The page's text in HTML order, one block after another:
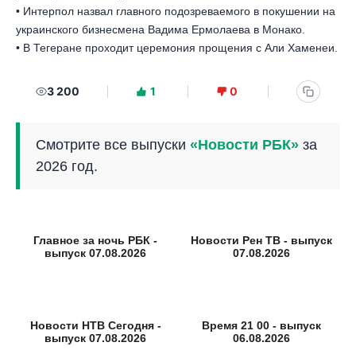
• Интерпол назвал главного подозреваемого в покушении на
украинского бизнесмена Вадима Ермолаева в Монако.
• В Тегеране проходит церемония прощения с Али Хаменеи.
3 200 1 0
Смотрите все выпуски «Новости РБК» за
2026 год.
Главное за ночь РБК -
выпуск 07.08.2026
Новости Рен ТВ - выпуск
07.08.2026
Новости НТВ Сегодня -
выпуск 07.08.2026
Время 21 00 - выпуск
06.08.2026